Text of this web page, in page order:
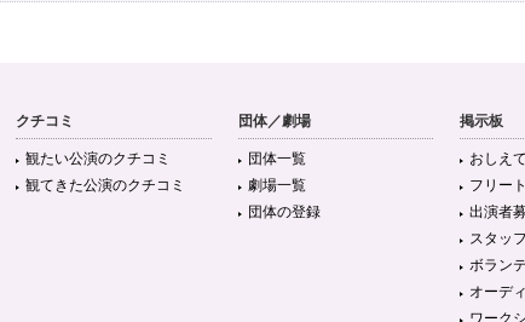
クチコミ
観たい公演のクチコミ
観てきた公演のクチコミ
団体／劇場
団体一覧
劇場一覧
団体の登録
掲示板
おしえ
フリー
出演者
スタッ
ボラン
オーデ
ワーク